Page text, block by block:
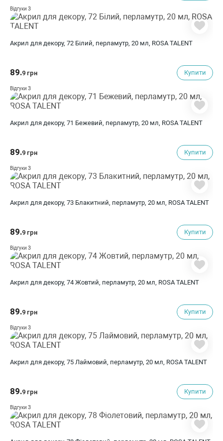
Відгуки 3
Акрил для декору, 72 Білий, перламутр, 20 мл, ROSA TALENT
89.9 грн Купити
Відгуки 3
Акрил для декору, 71 Бежевий, перламутр, 20 мл, ROSA TALENT
89.9 грн Купити
Відгуки 3
Акрил для декору, 73 Блакитний, перламутр, 20 мл, ROSA TALENT
89.9 грн Купити
Відгуки 3
Акрил для декору, 74 Жовтий, перламутр, 20 мл, ROSA TALENT
89.9 грн Купити
Відгуки 3
Акрил для декору, 75 Лаймовий, перламутр, 20 мл, ROSA TALENT
89.9 грн Купити
Відгуки 3